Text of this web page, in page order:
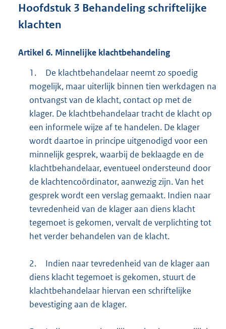
Hoofdstuk 3 Behandeling schriftelijke
klachten
Artikel 6. Minnelijke klachtbehandeling
1.
De klachtbehandelaar neemt zo spoedig
mogelijk, maar uiterlijk binnen tien werkdagen na
ontvangst van de klacht, contact op met de
klager. De klachtbehandelaar tracht de klacht op
een informele wijze af te handelen. De klager
wordt daartoe in principe uitgenodigd voor een
minnelijk gesprek, waarbij de beklaagde en de
klachtbehandelaar, eventueel ondersteund door
de klachtencoördinator, aanwezig zijn. Van het
gesprek wordt een verslag gemaakt. Indien naar
tevredenheid van de klager aan diens klacht
tegemoet is gekomen, vervalt de verplichting tot
het verder behandelen van de klacht.
2.
Indien naar tevredenheid van de klager aan
diens klacht tegemoet is gekomen, stuurt de
klachtbehandelaar hiervan een schriftelijke
bevestiging aan de klager.